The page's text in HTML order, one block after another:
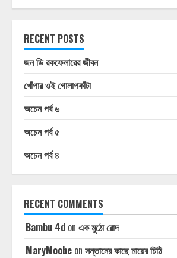
RECENT POSTS
জন ডি রকফেলারের জীবন
খোঁপার ওই গোলাপকাঁটা
অচেন পর্ব ৬
অচেন পর্ব ৫
অচেন পর্ব ৪
RECENT COMMENTS
Bambu 4d on এক মুঠো রোদ
MaryMoobe on সন্তানের কাছে মায়ের চিঠি